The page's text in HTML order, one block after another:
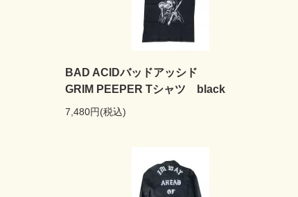
BAD ACIDバッドアッシド
GRIM PEEPER Tシャツ black
7,480円(税込)